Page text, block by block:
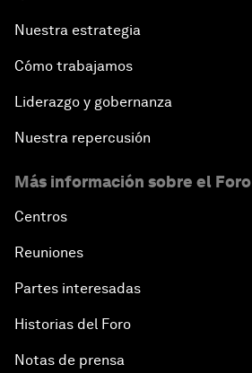
Nuestra estrategia
Cómo trabajamos
Liderazgo y gobernanza
Nuestra repercusión
Más información sobre el Foro
Centros
Reuniones
Partes interesadas
Historias del Foro
Notas de prensa